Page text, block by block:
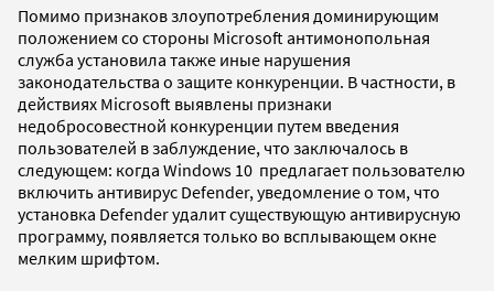
Помимо признаков злоупотребления доминирующим
положением со стороны Microsoft антимонопольная
служба установила также иные нарушения
законодательства о защите конкуренции. В частности, в
действиях Microsoft выявлены признаки
недобросовестной конкуренции путем введения
пользователей в заблуждение, что заключалось в
следующем: когда Windows 10 предлагает пользователю
включить антивирус Defender, уведомление о том, что
установка Defender удалит существующую антивирусную
программу, появляется только во всплывающем окне
мелким шрифтом.